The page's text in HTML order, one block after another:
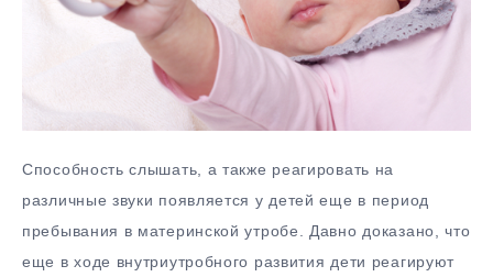
Способность слышать, а также реагировать на
различные звуки появляется у детей еще в период
пребывания в материнской утробе. Давно доказано, что
еще в ходе внутриутробного развития дети реагируют